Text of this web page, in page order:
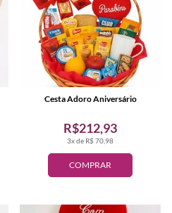
COMPRAR
3x de R$ 70,98
R$212,93
Cesta Adoro Aniversário